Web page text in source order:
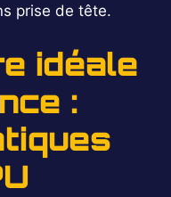
prise de tête.
idéale
: